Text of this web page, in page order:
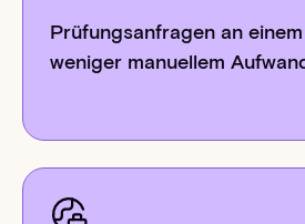
Prüfungsanfragen an
weniger manuellem